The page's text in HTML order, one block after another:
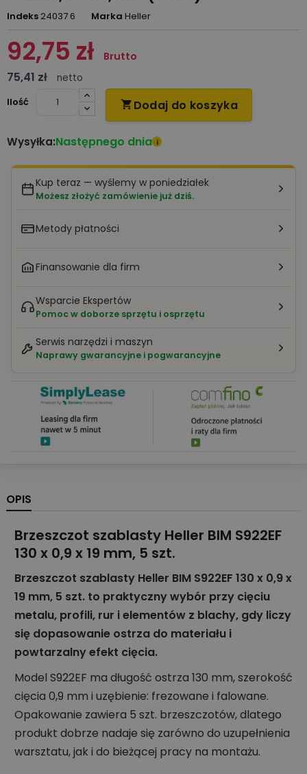
Indeks 24037 6 Marka Heller
92,75 zł Brutto
75,41 zł
netto
Ilość
 Dodaj do koszyka
Wysyłka:Następnego dnia i
Kup teraz — wyślemy w poniedziałek
Możesz złożyć zamówienie już dziś.
Metody płatności
Finansowanie dla firm
Wsparcie Ekspertów
Pomoc w doborze sprzętu i osprzętu
Serwis narzędzi i maszyn
Naprawy gwarancyjne i pogwarancyjne
OPIS
Brzeszczot szablasty Heller BIM S922EF
130 x 0,9 x 19 mm, 5 szt.
Brzeszczot szablasty Heller BIM S922EF 130 x 0,9 x
19 mm, 5 szt. to praktyczny wybór przy cięciu
metalu, profili, rur i elementów z blachy, gdy liczy
się dopasowanie ostrza do materiału i
powtarzalny efekt cięcia.
Model S922EF ma długość ostrza 130 mm, szerokość
cięcia 0,9 mm i uzębienie: frezowane i falowane.
Opakowanie zawiera 5 szt. brzeszczotów, dlatego
produkt dobrze nadaje się zarówno do uzupełnienia
warsztatu, jak i do bieżącej pracy na montażu.